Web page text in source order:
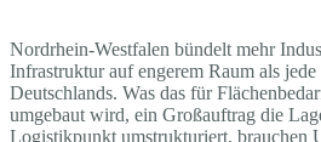
Nordrhein-Westfalen bündelt mehr
Infrastruktur auf engerem Raum als jede
Deutschlands. Was das für
umgebaut wird, ein Großauftrag die
Logistikpunkt umstrukturiert, brauchen